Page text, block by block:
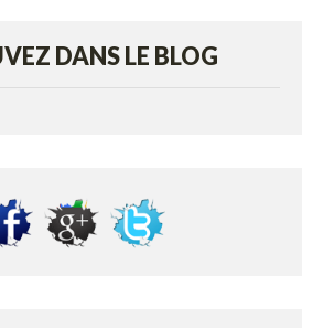
DANS LE BLOG